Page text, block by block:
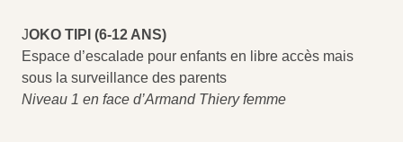
JOKO TIPI (6-12 ANS)
Espace d’escalade pour enfants en libre accès mais
sous la surveillance des parents
Niveau 1 en face d’Armand Thiery femme